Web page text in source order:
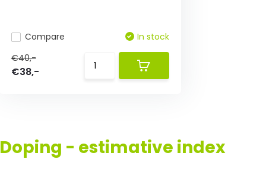
Compare
In stock
€40,-
€38,-
Doping - estimative index